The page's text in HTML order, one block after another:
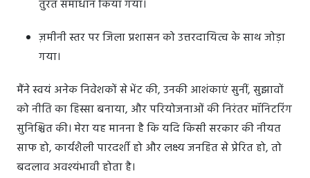
तुरंत समाधान किया गया।
ज़मीनी स्तर पर जिला प्रशासन को उत्तरदायित्व के साथ जोड़ा
गया।
मैंने स्वयं अनेक निवेशकों से भेंट की, उनकी आशंकाएं सुनीं, सुझावों
को नीति का हिस्सा बनाया, और परियोजनाओं की निरंतर मॉनिटरिंग
सुनिश्चित की। मेरा यह मानना है कि यदि किसी सरकार की नीयत
साफ हो, कार्यशैली पारदर्शी हो और लक्ष्य जनहित से प्रेरित हो, तो
बदलाव अवश्यंभावी होता है।